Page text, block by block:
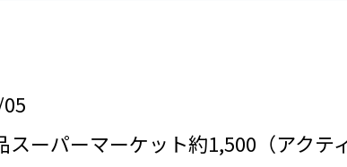
ーパーマーケット約1,500（アクテ